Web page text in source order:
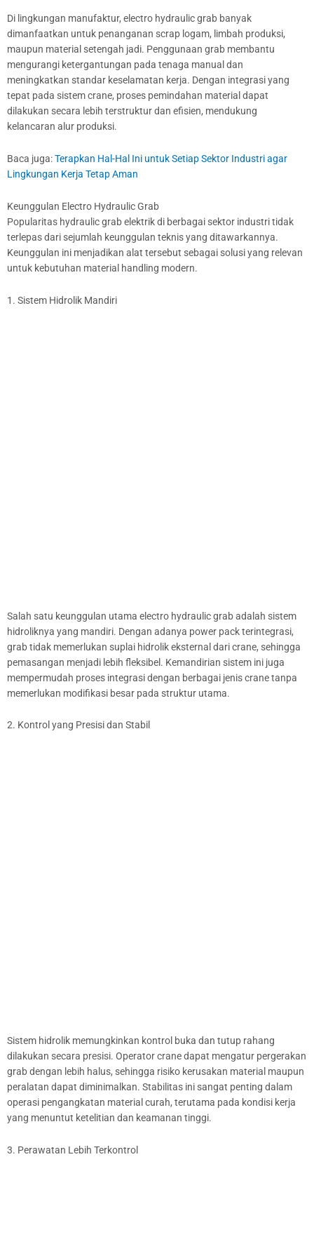
Di lingkungan manufaktur, electro hydraulic grab banyak
dimanfaatkan untuk penanganan scrap logam, limbah produksi,
maupun material setengah jadi. Penggunaan grab membantu
mengurangi ketergantungan pada tenaga manual dan
meningkatkan standar keselamatan kerja. Dengan integrasi yang
tepat pada sistem crane, proses pemindahan material dapat
dilakukan secara lebih terstruktur dan efisien, mendukung
kelancaran alur produksi.
Baca juga:Terapkan Hal-Hal Ini untuk Setiap Sektor Industri agar
Lingkungan Kerja Tetap Aman
Keunggulan Electro Hydraulic Grab
Popularitas hydraulic grab elektrik di berbagai sektor industri tidak
terlepas dari sejumlah keunggulan teknis yang ditawarkannya.
Keunggulan ini menjadikan alat tersebut sebagai solusi yang relevan
untuk kebutuhan material handling modern.
1. Sistem Hidrolik Mandiri
Salah satu keunggulan utama electro hydraulic grab adalah sistem
hidroliknya yang mandiri. Dengan adanya power pack terintegrasi,
grab tidak memerlukan suplai hidrolik eksternal dari crane, sehingga
pemasangan menjadi lebih fleksibel. Kemandirian sistem ini juga
mempermudah proses integrasi dengan berbagai jenis crane tanpa
memerlukan modifikasi besar pada struktur utama.
2. Kontrol yang Presisi dan Stabil
Sistem hidrolik memungkinkan kontrol buka dan tutup rahang
dilakukan secara presisi. Operator crane dapat mengatur pergerakan
grab dengan lebih halus, sehingga risiko kerusakan material maupun
peralatan dapat diminimalkan. Stabilitas ini sangat penting dalam
operasi pengangkatan material curah, terutama pada kondisi kerja
yang menuntut ketelitian dan keamanan tinggi.
3. Perawatan Lebih Terkontrol